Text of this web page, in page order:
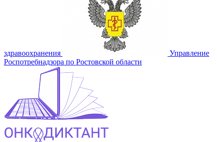
здравоохранения
Управление
Роспотребнадзора по Ростовской области